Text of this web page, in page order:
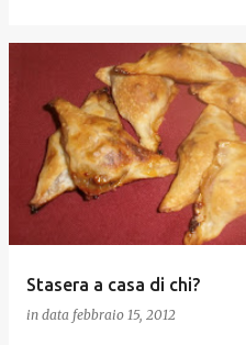
Stasera a casa di chi?
in data febbraio 15, 2012